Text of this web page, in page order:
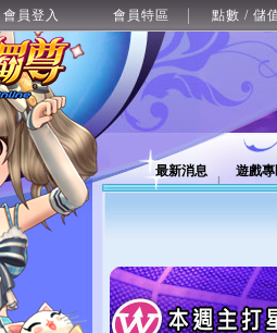
會員登入 會員特區 點數 / 儲
最新消息 遊戲